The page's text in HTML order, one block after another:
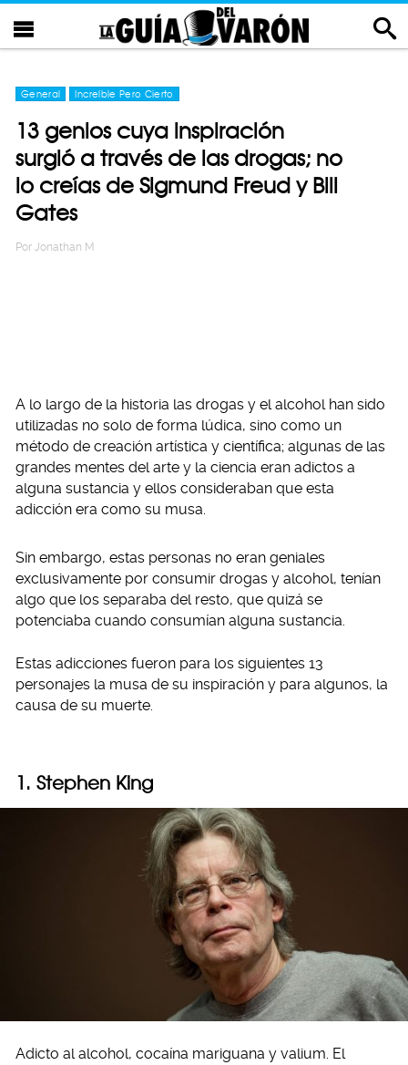
General Increíble Pero Cierto
13 genios cuya inspiración
surgió a través de las drogas; no
lo creías de Sigmund Freud y Bill
Gates
Por Jonathan M
A lo largo de la historia las drogas y el alcohol han sido
utilizadas no solo de forma lúdica, sino como un
método de creación artística y científica; algunas de las
grandes mentes del arte y la ciencia eran adictos a
alguna sustancia y ellos consideraban que esta
adicción era como su musa.
Sin embargo, estas personas no eran geniales
exclusivamente por consumir drogas y alcohol, tenían
algo que los separaba del resto, que quizá se
potenciaba cuando consumían alguna sustancia.
Estas adicciones fueron para los siguientes 13
personajes la musa de su inspiración y para algunos, la
causa de su muerte.
1. Stephen King
Adicto al alcohol, cocaína mariguana y valium. El